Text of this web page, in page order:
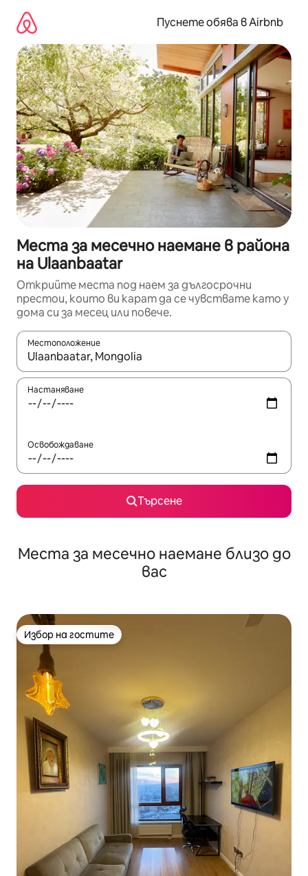
съдържанието
Пуснете обява в Airbnb
Места за месечно наемане в района
на Ulaanbaatar
Открийте места под наем за дългосрочни
престои, които ви карат да се чувствате като у
дома си за месец или повече.
Местоположение
Когато резултатите се покажат, използвайте
Настаняване
Освобождаване
Търсене
Места за месечно наемане близо до
вас
Избор на гостите
Избор на гостите